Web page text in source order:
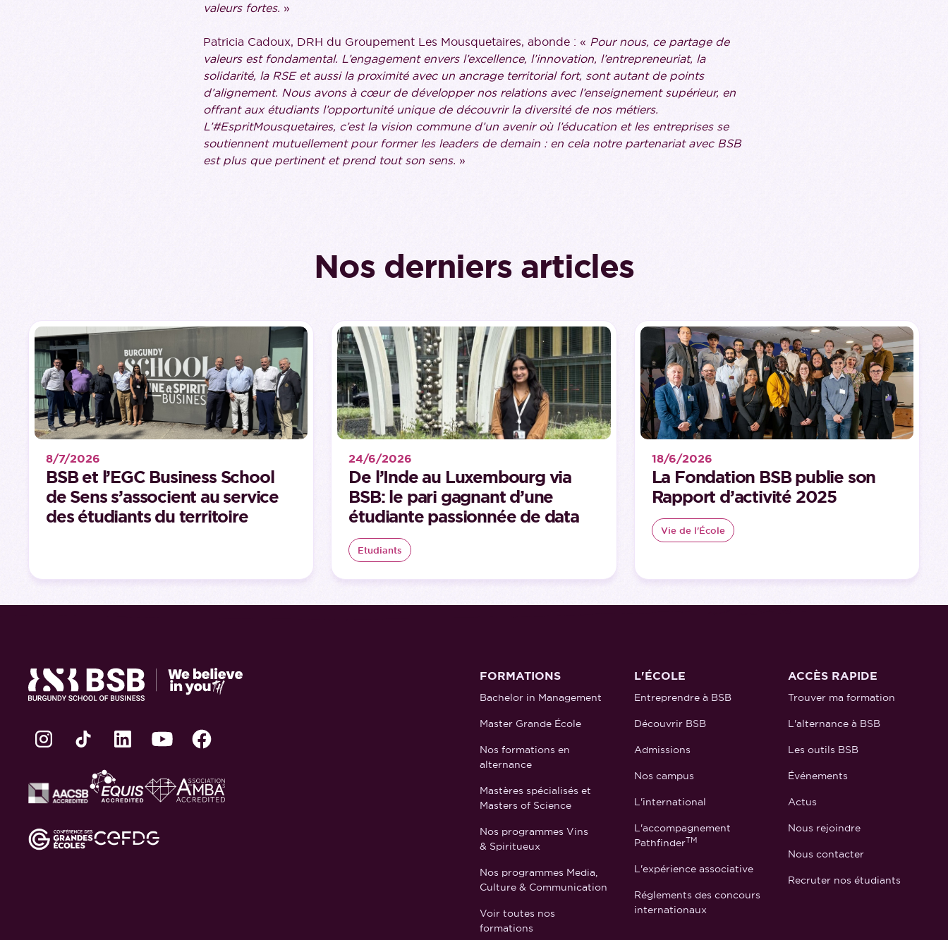
valeurs fortes. »
Patricia Cadoux, DRH du Groupement Les Mousquetaires, abonde : « Pour nous, ce partage de
valeurs est fondamental. L’engagement envers l’excellence, l’innovation, l’entrepreneuriat, la
solidarité, la RSE et aussi la proximité avec un ancrage territorial fort, sont autant de points
d’alignement. Nous avons à cœur de développer nos relations avec l’enseignement supérieur, en
offrant aux étudiants l’opportunité unique de découvrir la diversité de nos métiers.
L’#EspritMousquetaires, c’est la vision commune d’un avenir où l’éducation et les entreprises se
soutiennent mutuellement pour former les leaders de demain : en cela notre partenariat avec BSB
est plus que pertinent et prend tout son sens. »
Nos derniers articles
8/7/2026
BSB et l’EGC Business School
de Sens s’associent au service
des étudiants du territoire
24/6/2026
De l’Inde au Luxembourg via
BSB: le pari gagnant d’une
étudiante passionnée de data
Etudiants
18/6/2026
La Fondation BSB publie son
Rapport d’activité 2025
Vie de l'École
FORMATIONS
Bachelor in Management
Master Grande École
Nos formations en
alternance
Mastères spécialisés et
Masters of Science
Nos programmes Vins
& Spiritueux
Nos programmes Media,
Culture & Communication
Voir toutes nos
formations
L'ÉCOLE
Entreprendre à BSB
Découvrir BSB
Admissions
Nos campus
L'international
L'accompagnement
PathfinderTM
L'expérience associative
Réglements des concours
internationaux
ACCÈS RAPIDE
Trouver ma formation
L'alternance à BSB
Les outils BSB
Événements
Actus
Nous rejoindre
Nous contacter
Recruter nos étudiants